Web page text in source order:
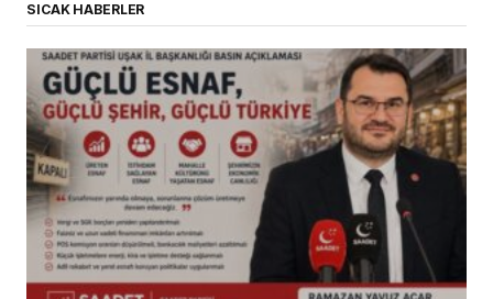
SICAK HABERLER
(başlıksız)